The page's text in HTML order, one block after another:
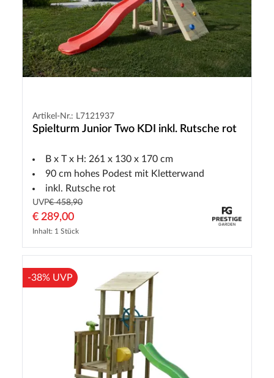
Artikel-Nr.: L7121937
Spielturm Junior Two KDI inkl. Rutsche rot
B x T x H: 261 x 130 x 170 cm
90 cm hohes Podest mit Kletterwand
inkl. Rutsche rot
UVP€ 458,90
€ 289,00
Inhalt: 1 Stück
-38% UVP